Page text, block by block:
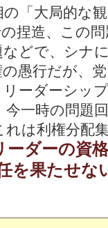
「大局的な
捏造、この
どで、シナ
愚行だが、
ーダーシッ
一時の問題
は利権分配
ーダーの資
を果たせな